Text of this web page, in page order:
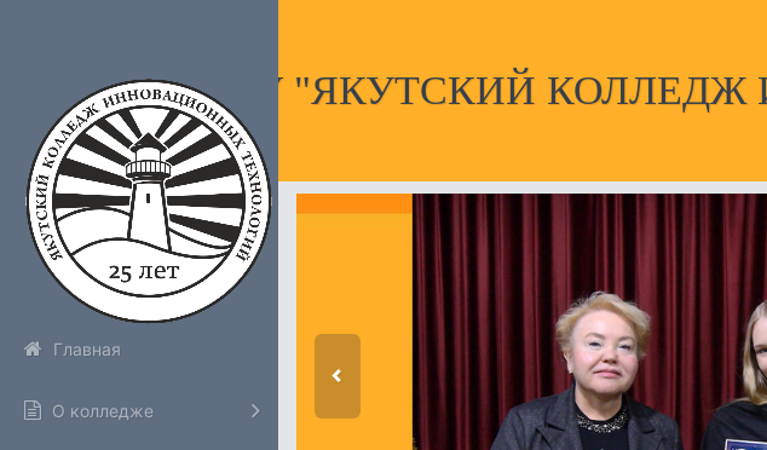
НПОУ "ЯКУТСКИЙ
Главная
О колледже